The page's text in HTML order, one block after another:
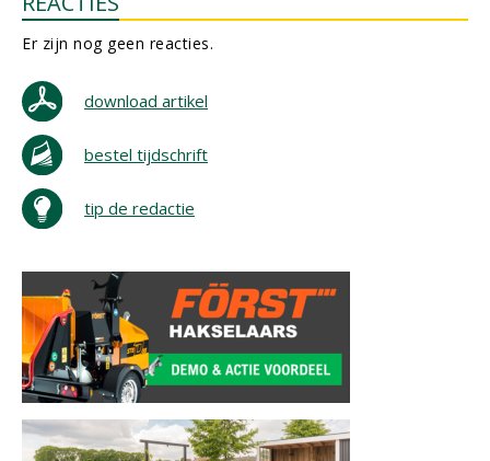
Er zijn nog geen reacties.
download artikel
bestel tijdschrift
tip de redactie